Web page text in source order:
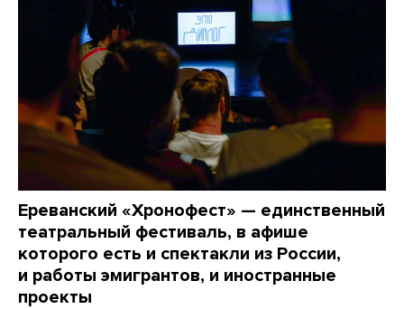
Ереванский «Хронофест» — единственный
театральный фестиваль, в афише
которого есть и спектакли из России,
и работы эмигрантов, и иностранные
проекты